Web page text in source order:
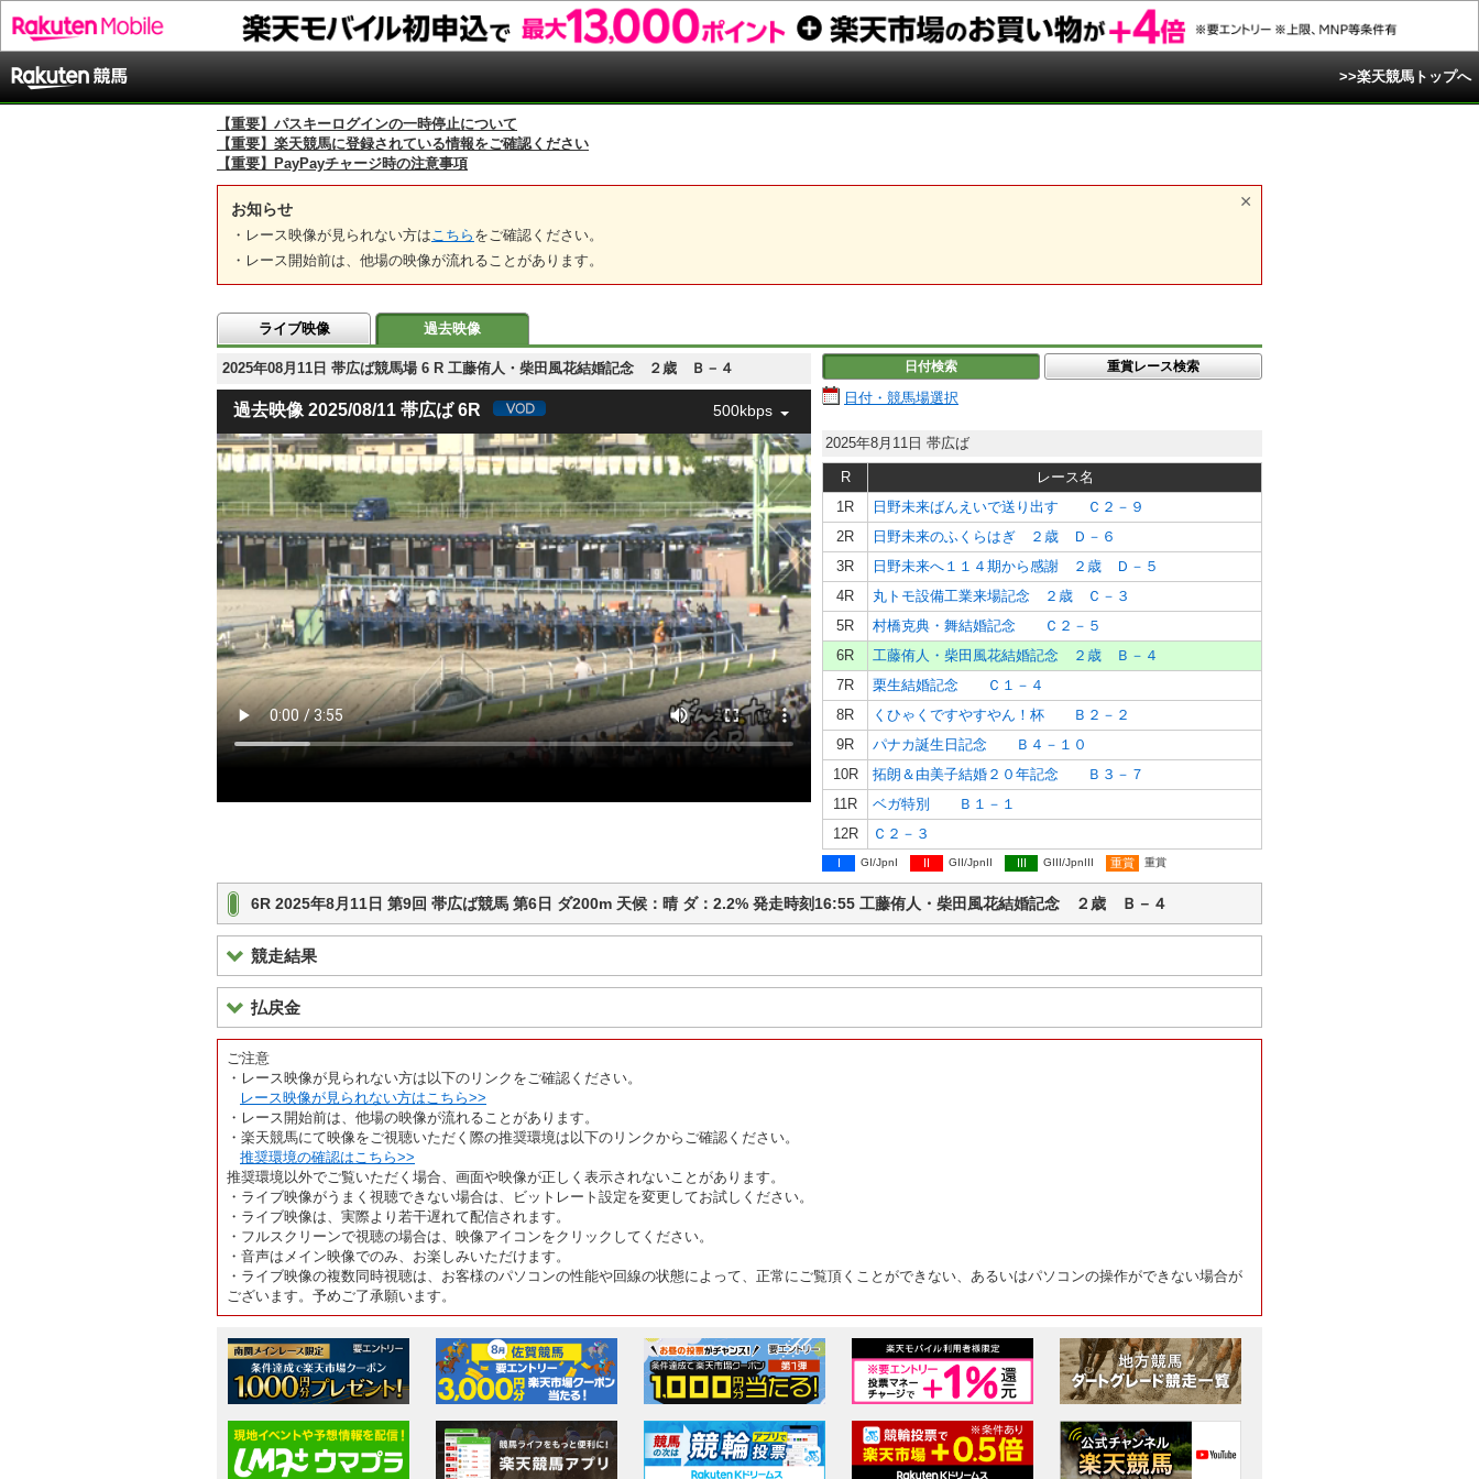
>>楽天競馬トップへ
【重要】パスキーログインの一時停止について
【重要】楽天競馬に登録されている情報をご確認ください
【重要】PayPayチャージ時の注意事項
お知らせ
・レース映像が見られない方は こちら をご確認ください。
・レース開始前は、他場の映像が流れることがあります。
ライブ映像 過去映像
2025年08月11日 帯広ば競馬場 6 R 工藤侑人・柴田風花結婚記念 ２歳 Ｂ－４
過去映像 2025/08/11 帯広ば 6R 500kbps
日付検索 重賞レース検索
日付・競馬場選択
2025年8月11日 帯広ば
R
レース名
1R
日野未来ばんえいで送り出す Ｃ２－９
2R
日野未来のふくらはぎ ２歳 Ｄ－６
3R
日野未来へ１１４期から感謝 ２歳 Ｄ－５
4R
丸トモ設備工業来場記念 ２歳 Ｃ－３
5R
村橋克典・舞結婚記念 Ｃ２－５
6R
工藤侑人・柴田風花結婚記念 ２歳 Ｂ－４
7R
栗生結婚記念 Ｃ１－４
8R
くひゃくですやすやん！杯 Ｂ２－２
9R
パナカ誕生日記念 Ｂ４－１０
10R
拓朗＆由美子結婚２０年記念 Ｂ３－７
11R
ベガ特別 Ｂ１－１
12R
Ｃ２－３
I GI/JpnI II GII/JpnII III GIII/JpnIII 重賞 重賞
6R 2025年8月11日 第9回 帯広ば競馬 第6日 ダ200m 天候：晴 ダ：2.2% 発走時刻16:55 工藤侑人・柴田風花結婚記念 ２歳 Ｂ－４
競走結果
払戻金
ご注意
・レース映像が見られない方は以下のリンクをご確認ください。
レース映像が見られない方はこちら>>
・レース開始前は、他場の映像が流れることがあります。
・楽天競馬にて映像をご視聴いただく際の推奨環境は以下のリンクからご確認ください。
推奨環境の確認はこちら>>
推奨環境以外でご覧いただく場合、画面や映像が正しく表示されないことがあります。
・ライブ映像がうまく視聴できない場合は、ビットレート設定を変更してお試しください。
・ライブ映像は、実際より若干遅れて配信されます。
・フルスクリーンで視聴の場合は、映像アイコンをクリックしてください。
・音声はメイン映像でのみ、お楽しみいただけます。
・ライブ映像の複数同時視聴は、お客様のパソコンの性能や回線の状態によって、正常にご覧頂くことができない、あるいはパソコンの操作ができない場合が
ございます。予めご了承願います。